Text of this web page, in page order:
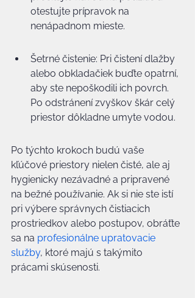
otestujte prípravok na
nenápadnom mieste.
Šetrné čistenie: Pri čistení dlažby
alebo obkladačiek buďte opatrní,
aby ste nepoškodili ich povrch.
Po odstránení zvyškov škár celý
priestor dôkladne umyte vodou.
Po týchto krokoch budú vaše
kľúčové priestory nielen čisté, ale aj
hygienicky nezávadné a pripravené
na bežné používanie. Ak si nie ste istí
pri výbere správnych čistiacich
prostriedkov alebo postupov, obráťte
sa na profesionálne upratovacie
služby, ktoré majú s takýmito
prácami skúsenosti.